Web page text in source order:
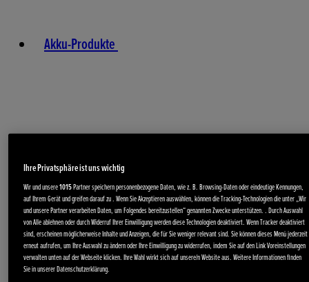
Akku-Produkte
Ihre Privatsphäre ist uns wichtig
Wir und unsere1015Partner speichern personenbezogene Daten, wie z. B. Browsing-Daten oder eindeutige Kennungen,
auf Ihrem Gerät und greifen darauf zu . Wenn Sie Akzeptieren auswählen, können die Tracking-Technologien die unter „Wir
und unsere Partner verarbeiten Daten, um Folgendes bereitzustellen“ genannten Zwecke unterstützen. . Durch Auswahl
von Alle ablehnen oder durch Widerruf Ihrer Einwilligung werden diese Technologien deaktiviert. Wenn Tracker deaktiviert
sind, erscheinen möglicherweise Inhalte und Anzeigen, die für Sie weniger relevant sind. Sie können dieses Menü jederzeit
erneut aufrufen, um Ihre Auswahl zu ändern oder Ihre Einwilligung zu widerrufen, indem Sie auf den Link Voreinstellungen
verwalten unten auf der Webseite klicken. Ihre Wahl wirkt sich auf unsere/n Website aus. Weitere Informationen finden
Sie in unserer Datenschutzerklärung.